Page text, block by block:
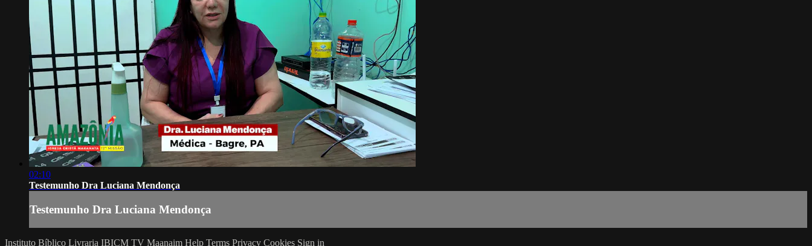
02:10
Testemunho Dra Luciana Mendonça
Testemunho Dra Luciana Mendonça
Instituto Bíblico Livraria IBICM TV Maanaim Help Terms Privacy Cookies Sign in